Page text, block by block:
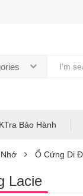
KTra Bảo Hành
Ổ Cứng Di
Lacie